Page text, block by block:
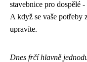
stavebnice pro dospělé
A když se vaše potřeby
upravíte.
Dnes frčí hlavně